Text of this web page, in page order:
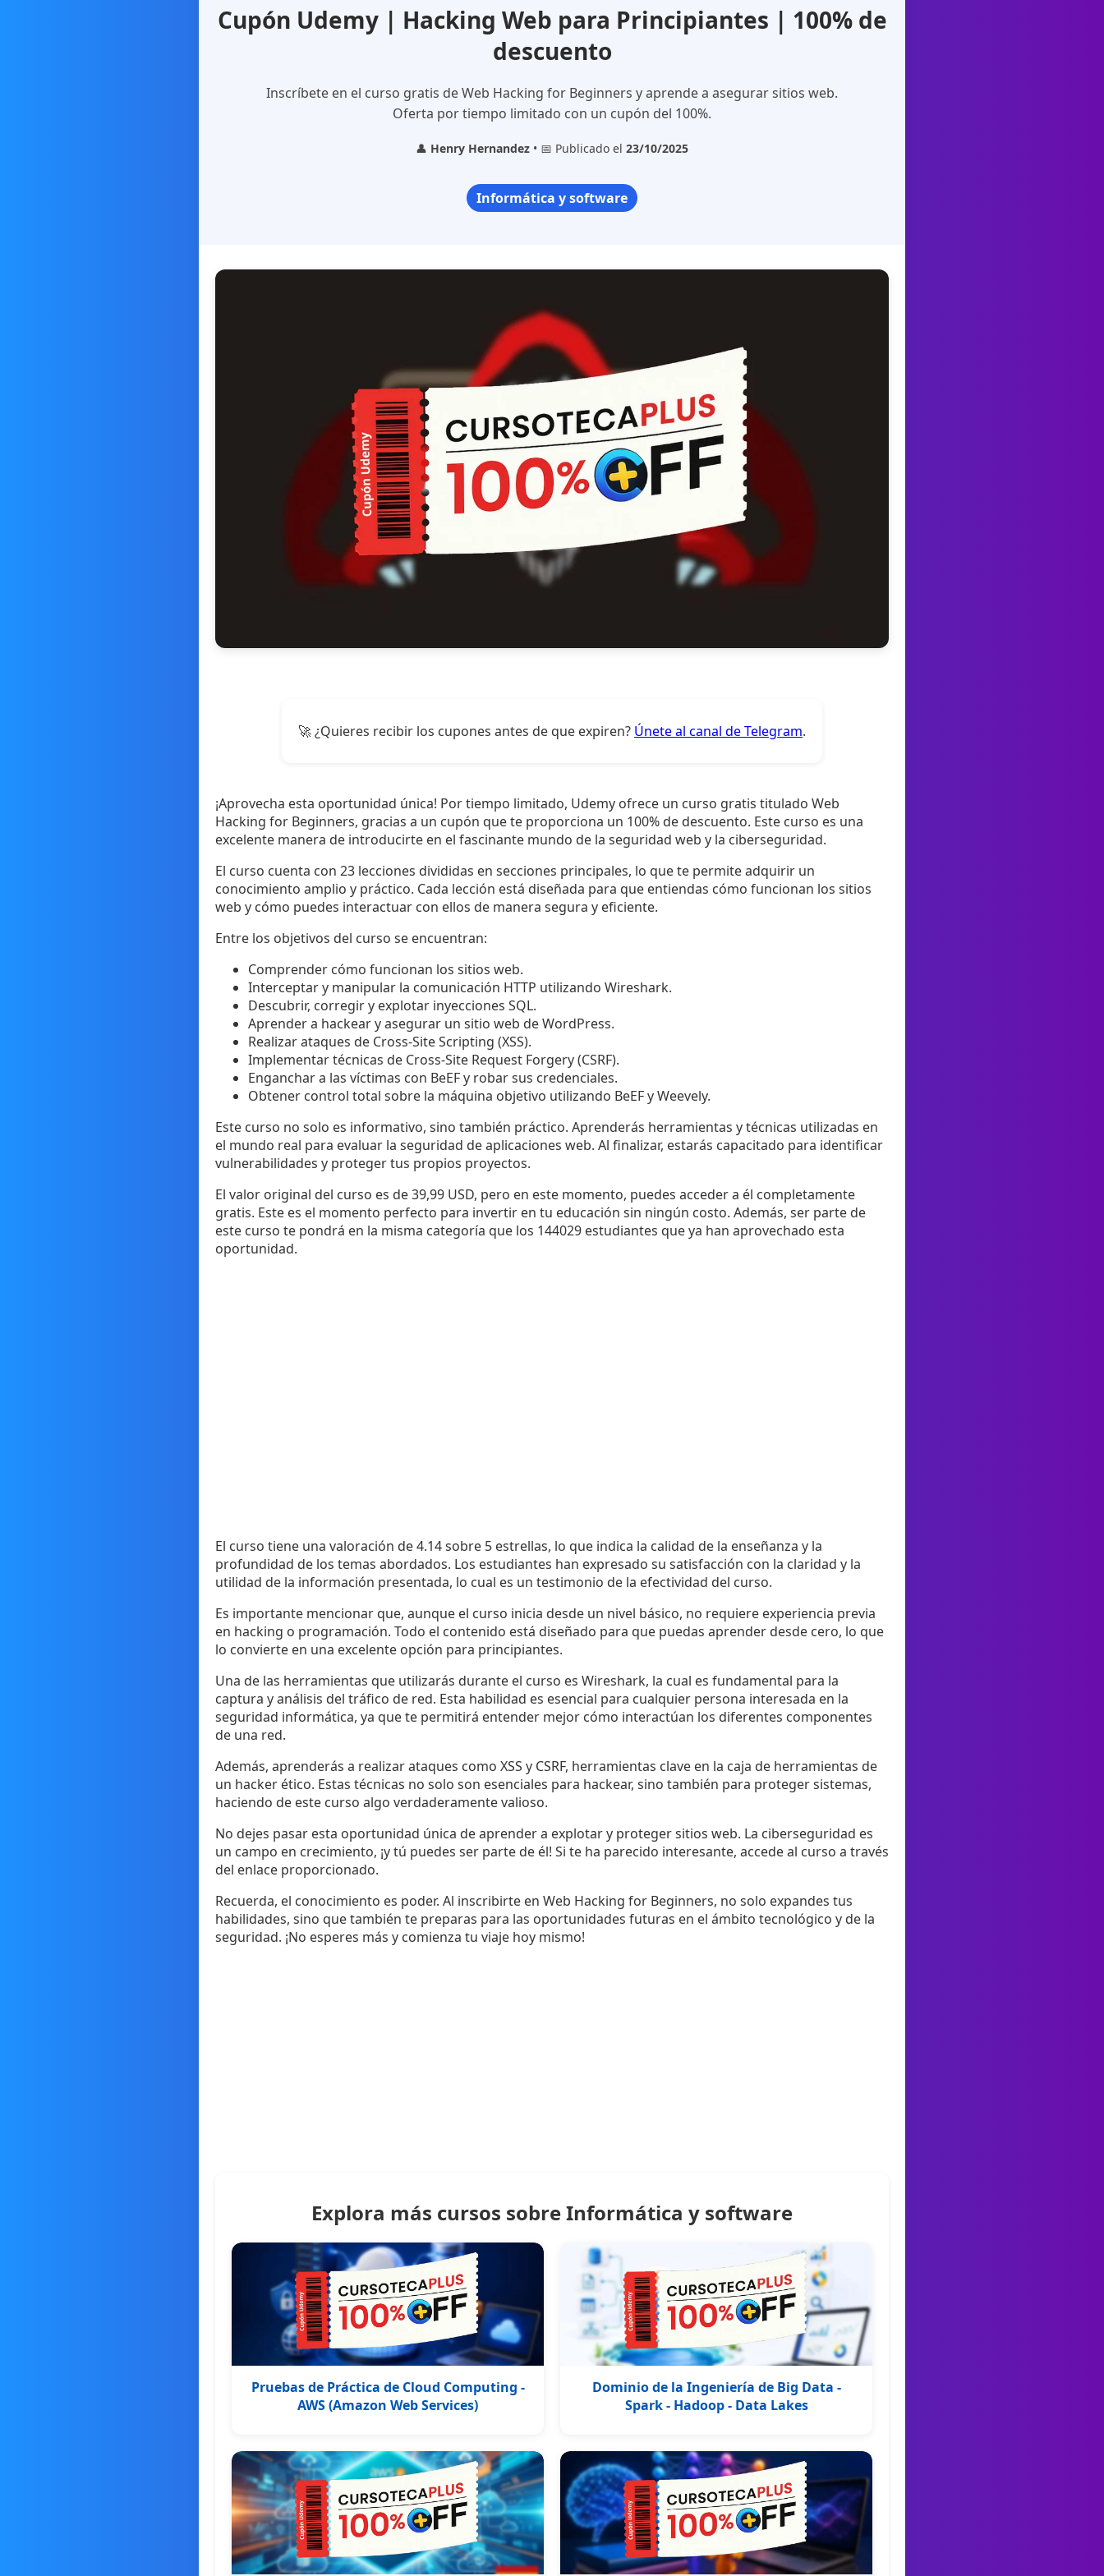
Cupón Udemy | Hacking Web para Principiantes | 100% de
descuento
Inscríbete en el curso gratis de Web Hacking for Beginners y aprende a asegurar sitios web.
Oferta por tiempo limitado con un cupón del 100%.
👤 Henry Hernandez • 📅 Publicado el 23/10/2025
Informática y software
🚀 ¿Quieres recibir los cupones antes de que expiren? Únete al canal de Telegram.
¡Aprovecha esta oportunidad única! Por tiempo limitado, Udemy ofrece un curso gratis titulado Web
Hacking for Beginners, gracias a un cupón que te proporciona un 100% de descuento. Este curso es una
excelente manera de introducirte en el fascinante mundo de la seguridad web y la ciberseguridad.
El curso cuenta con 23 lecciones divididas en secciones principales, lo que te permite adquirir un
conocimiento amplio y práctico. Cada lección está diseñada para que entiendas cómo funcionan los sitios
web y cómo puedes interactuar con ellos de manera segura y eficiente.
Entre los objetivos del curso se encuentran:
Comprender cómo funcionan los sitios web.
Interceptar y manipular la comunicación HTTP utilizando Wireshark.
Descubrir, corregir y explotar inyecciones SQL.
Aprender a hackear y asegurar un sitio web de WordPress.
Realizar ataques de Cross-Site Scripting (XSS).
Implementar técnicas de Cross-Site Request Forgery (CSRF).
Enganchar a las víctimas con BeEF y robar sus credenciales.
Obtener control total sobre la máquina objetivo utilizando BeEF y Weevely.
Este curso no solo es informativo, sino también práctico. Aprenderás herramientas y técnicas utilizadas en
el mundo real para evaluar la seguridad de aplicaciones web. Al finalizar, estarás capacitado para identificar
vulnerabilidades y proteger tus propios proyectos.
El valor original del curso es de 39,99 USD, pero en este momento, puedes acceder a él completamente
gratis. Este es el momento perfecto para invertir en tu educación sin ningún costo. Además, ser parte de
este curso te pondrá en la misma categoría que los 144029 estudiantes que ya han aprovechado esta
oportunidad.
El curso tiene una valoración de 4.14 sobre 5 estrellas, lo que indica la calidad de la enseñanza y la
profundidad de los temas abordados. Los estudiantes han expresado su satisfacción con la claridad y la
utilidad de la información presentada, lo cual es un testimonio de la efectividad del curso.
Es importante mencionar que, aunque el curso inicia desde un nivel básico, no requiere experiencia previa
en hacking o programación. Todo el contenido está diseñado para que puedas aprender desde cero, lo que
lo convierte en una excelente opción para principiantes.
Una de las herramientas que utilizarás durante el curso es Wireshark, la cual es fundamental para la
captura y análisis del tráfico de red. Esta habilidad es esencial para cualquier persona interesada en la
seguridad informática, ya que te permitirá entender mejor cómo interactúan los diferentes componentes
de una red.
Además, aprenderás a realizar ataques como XSS y CSRF, herramientas clave en la caja de herramientas de
un hacker ético. Estas técnicas no solo son esenciales para hackear, sino también para proteger sistemas,
haciendo de este curso algo verdaderamente valioso.
No dejes pasar esta oportunidad única de aprender a explotar y proteger sitios web. La ciberseguridad es
un campo en crecimiento, ¡y tú puedes ser parte de él! Si te ha parecido interesante, accede al curso a través
del enlace proporcionado.
Recuerda, el conocimiento es poder. Al inscribirte en Web Hacking for Beginners, no solo expandes tus
habilidades, sino que también te preparas para las oportunidades futuras en el ámbito tecnológico y de la
seguridad. ¡No esperes más y comienza tu viaje hoy mismo!
Explora más cursos sobre Informática y software
Pruebas de Práctica de Cloud Computing -
AWS (Amazon Web Services)
Dominio de la Ingeniería de Big Data -
Spark - Hadoop - Data Lakes